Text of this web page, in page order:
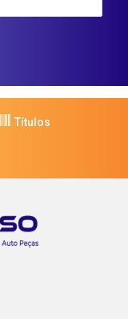
Títulos